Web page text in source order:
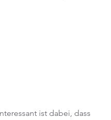
ist dabei, dass